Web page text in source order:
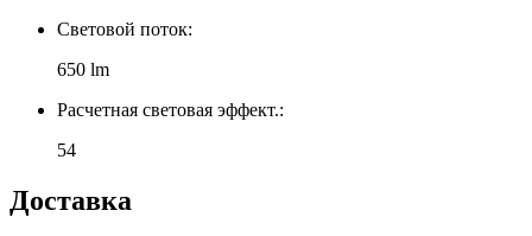
Световой поток:
650 lm
Расчетная световая эффект.:
54
Доставка